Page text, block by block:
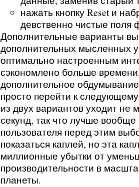
нажать кнопку Reset и
девственно чистые поля
Дополнительные варианты
дополнительных мысленных
оптимально настроенным
сэкономлено больше
дополнительное
просто перейти к
из двух вариантов уходит не
секунд, так что лучше вообще
пользователя перед этим
показаться каплей, но эта
миллионные убытки от
производительности в
планеты.